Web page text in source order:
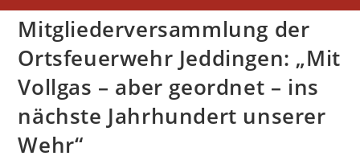
Mitgliederversammlung der
Ortsfeuerwehr Jeddingen: „Mit
Vollgas – aber geordnet – ins
nächste Jahrhundert unserer
Wehr“